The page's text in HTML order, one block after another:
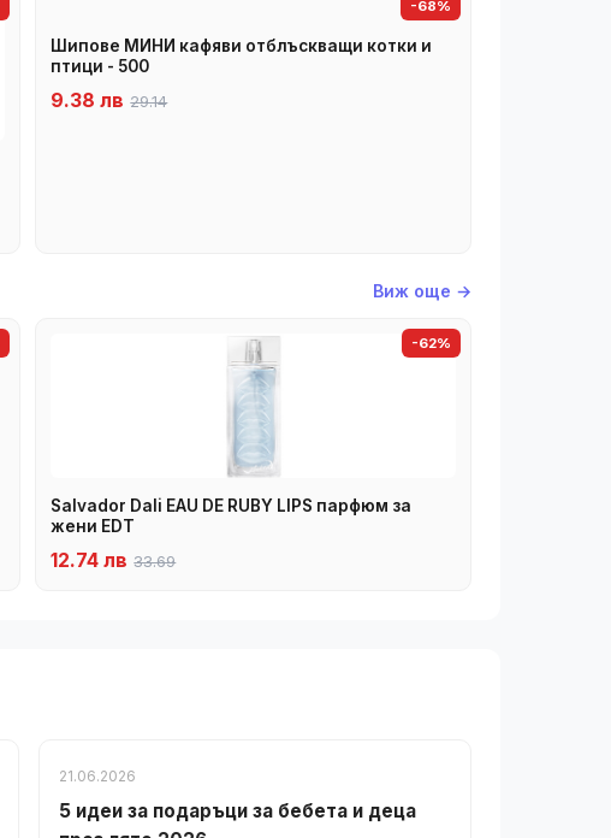
-68%
Шипове МИНИ кафяви отблъскващи котки и
птици - 500
9.38 лв 29.14
Виж още →
-62%
Salvador Dali EAU DE RUBY LIPS парфюм за
жени EDT
12.74 лв 33.69
21.06.2026
5 идеи за подаръци за бебета и деца